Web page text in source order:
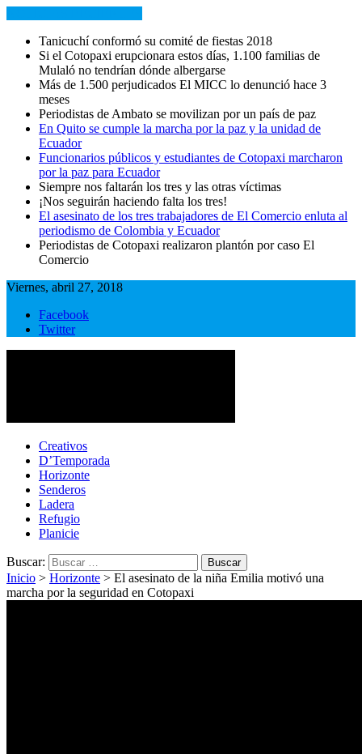
Tanicuchí conformó su comité de fiestas 2018
Si el Cotopaxi erupcionara estos días, 1.100 familias de
Mulaló no tendrían dónde albergarse
Más de 1.500 perjudicados El MICC lo denunció hace 3
meses
Periodistas de Ambato se movilizan por un país de paz
En Quito se cumple la marcha por la paz y la unidad de
Ecuador
Funcionarios públicos y estudiantes de Cotopaxi marcharon
por la paz para Ecuador
Siempre nos faltarán los tres y las otras víctimas
¡Nos seguirán haciendo falta los tres!
El asesinato de los tres trabajadores de El Comercio enluta al
periodismo de Colombia y Ecuador
Periodistas de Cotopaxi realizaron plantón por caso El
Comercio
Viernes, abril 27, 2018
Facebook
Twitter
Cotopaxi Noticias
Primer periódico multimedia del centro del país
Creativos
D’Temporada
Horizonte
Senderos
Ladera
Refugio
Planicie
Buscar:
Inicio > Horizonte > El asesinato de la niña Emilia motivó una
marcha por la seguridad en Cotopaxi